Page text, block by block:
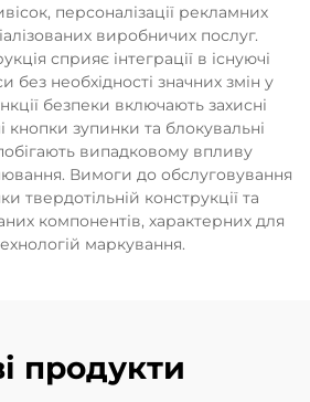
персоналізації рекламних
виробничих послуг.
сприяє інтеграції в існуючі
без необхідності значних змін у
безпеки включають захисні
кнопки зупинки та блокувальні
випадковому впливу
Вимоги до обслуговування
твердотільній конструкції та
компонентів, характерних для
маркування.
продукти